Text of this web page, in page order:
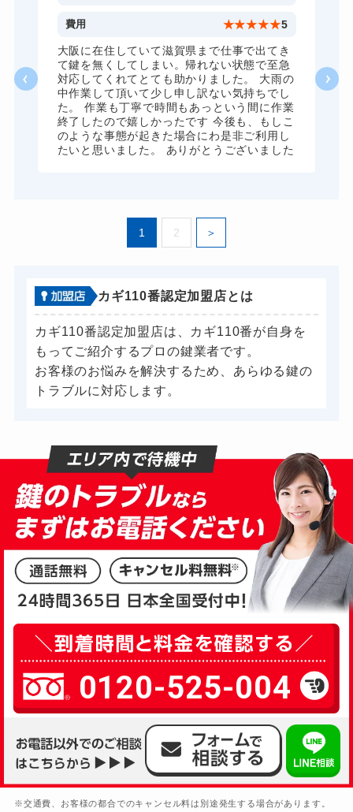
8,800円～(税込)
ドアノブカギ開け 10,780円～(税込)
ドアノブカギ作成 8,800円～(税込)
ドアノブカギ交換 11,000円～(税込)
費用 ★★★★★5
大阪に在住していて滋賀県まで仕事で出てき
て鍵を無くしてしまい。帰れない状態で至急
対応してくれてとても助かりました。 大雨の
中作業して頂いて少し申し訳ない気持ちでし
た。 作業も丁寧で時間もあっという間に作業
終了したので嬉しかったです 今後も、もしこ
のような事態が起きた場合にわ是非ご利用し
たいと思いました。 ありがとうございました
1 2
カギ110番認定加盟店とは
カギ110番認定加盟店は、カギ110番が自身を
もってご紹介するプロの鍵業者です。
お客様のお悩みを解決するため、あらゆる鍵の
トラブルに対応します。
0120-525-004
※交通費、お客様の都合でのキャンセル料は別途発生する場合があります。